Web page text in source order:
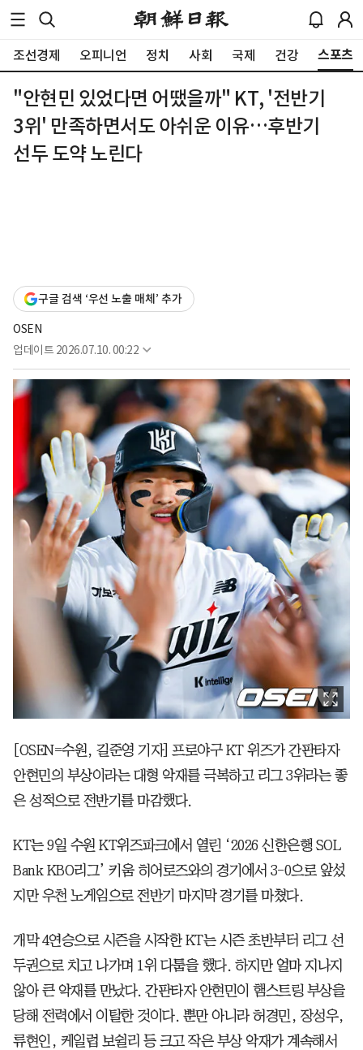
조선경제 오피니언 정치 사회 국제 건강 스포츠
"안현민 있었다면 어땠을까" KT, '전반기
3위' 만족하면서도 아쉬운 이유…후반기
선두 도약 노린다
구글 검색 ‘우선 노출 매체’ 추가
OSEN
업데이트 2026.07.10. 00:22
[OSEN=수원, 길준영 기자] 프로야구 KT 위즈가 간판타자
안현민의 부상이라는 대형 악재를 극복하고 리그 3위라는 좋
은 성적으로 전반기를 마감했다.
KT는 9일 수원 KT위즈파크에서 열린 ‘2026 신한은행 SOL
Bank KBO리그’ 키움 히어로즈와의 경기에서 3-0으로 앞섰
지만 우천 노게임으로 전반기 마지막 경기를 마쳤다.
개막 4연승으로 시즌을 시작한 KT는 시즌 초반부터 리그 선
두권으로 치고 나가며 1위 다툼을 했다. 하지만 얼마 지나지
않아 큰 악재를 만났다. 간판타자 안현민이 햄스트링 부상을
당해 전력에서 이탈한 것이다. 뿐만 아니라 허경민, 장성우,
류현인, 케일럽 보쉴리 등 크고 작은 부상 악재가 계속해서